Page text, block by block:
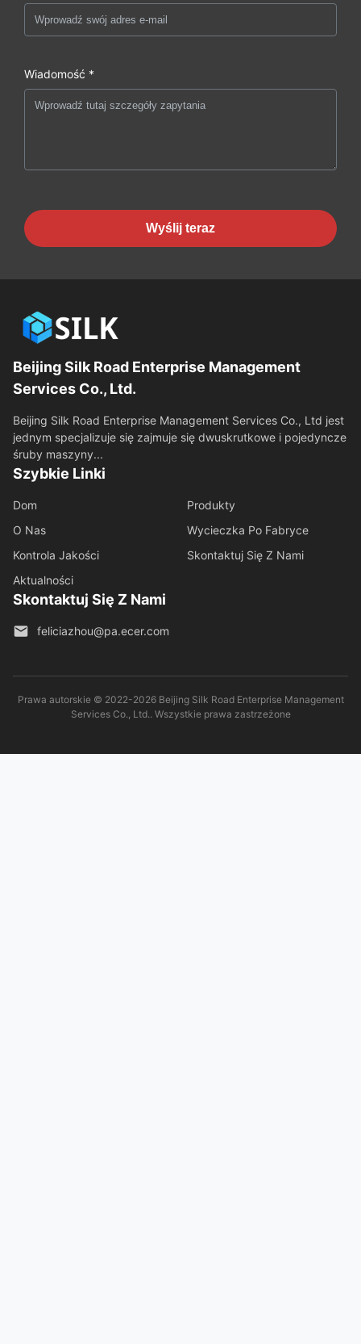
Wiadomość *
Wyślij teraz
Beijing Silk Road Enterprise Management
Services Co., Ltd.
Beijing Silk Road Enterprise Management Services Co., Ltd jest
jednym specjalizuje się zajmuje się dwuskrutkowe i pojedyncze
śruby maszyny...
Szybkie Linki
Dom
Produkty
O Nas
Wycieczka Po Fabryce
Kontrola Jakości
Skontaktuj Się Z Nami
Aktualności
Skontaktuj Się Z Nami
feliciazhou@pa.ecer.com
Prawa autorskie © 2022-2026 Beijing Silk Road Enterprise Management
Services Co., Ltd.. Wszystkie prawa zastrzeżone